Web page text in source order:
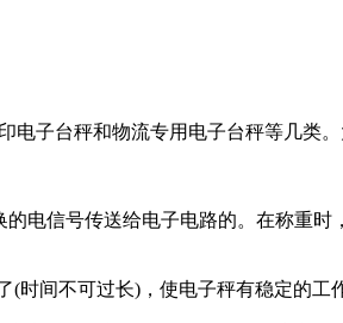
台秤和物流专用电子台秤等几类。
信号传送给电子电路的。在称重时
间不可过长)，使电子秤有稳定的工